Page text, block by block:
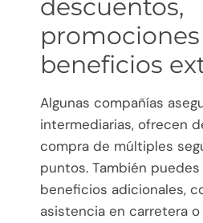
descuentos,
beneficios
Algunas compañías
intermediarias, ofrecen
compra de múltiples
puntos. También
beneficios adicionales,
asistencia en carretera